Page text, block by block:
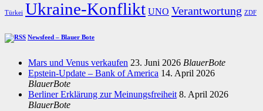
Türkei Ukraine-Konflikt UNO Verantwortung ZDF
Newsfeed – Blauer Bote
Mars und Venus verkaufen 23. Juni 2026 BlauerBote
Epstein-Update – Bank of America 14. April 2026
BlauerBote
Berliner Erklärung zur Meinungsfreiheit 8. April 2026
BlauerBote